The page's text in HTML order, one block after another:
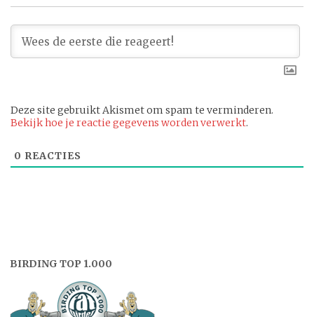
Deze site gebruikt Akismet om spam te verminderen.
Bekijk hoe je reactie gegevens worden verwerkt.
0 REACTIES
BIRDING TOP 1.000